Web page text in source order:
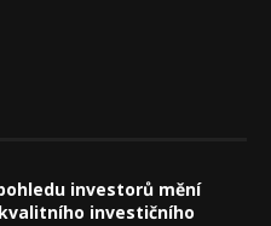
investorů mění
investičního